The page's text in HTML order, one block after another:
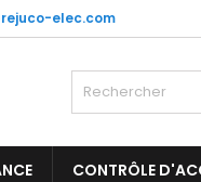
elec.com
CONTRÔLE
Mes listes
((title))
Connexion
Vous devez être